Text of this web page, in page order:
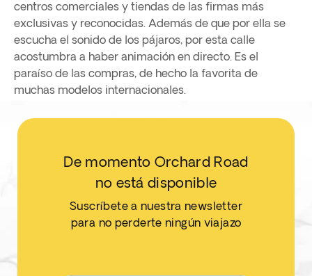
centros comerciales y tiendas de las firmas más
exclusivas y reconocidas. Además de que por ella se
escucha el sonido de los pájaros, por esta calle
acostumbra a haber animación en directo. Es el
paraíso de las compras, de hecho la favorita de
muchas modelos internacionales.
De momento Orchard Road
no está disponible
Suscríbete a nuestra newsletter
para no perderte ningún viajazo